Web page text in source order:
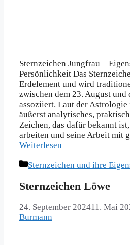
Sternzeichen Jungfrau –
Persönlichkeit Das
Erdelement und wird
zwischen dem 23. August und
assoziiert. Laut der
äußerst analytisches,
Zeichen, das dafür bekannt
arbeiten und seine Arbeit mit
Weiterlesen
Kategorien
Sternzeichen und ihre
Sternzeichen Löwe
24. September 202411. Mai
Burmann